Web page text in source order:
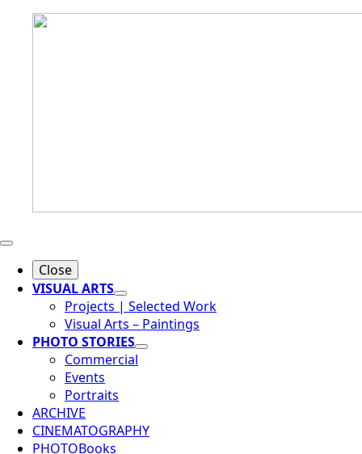
Close
VISUAL ARTS
Projects | Selected Work
Visual Arts – Paintings
PHOTO STORIES
Commercial
Events
Portraits
ARCHIVE
CINEMATOGRAPHY
PHOTOBooks